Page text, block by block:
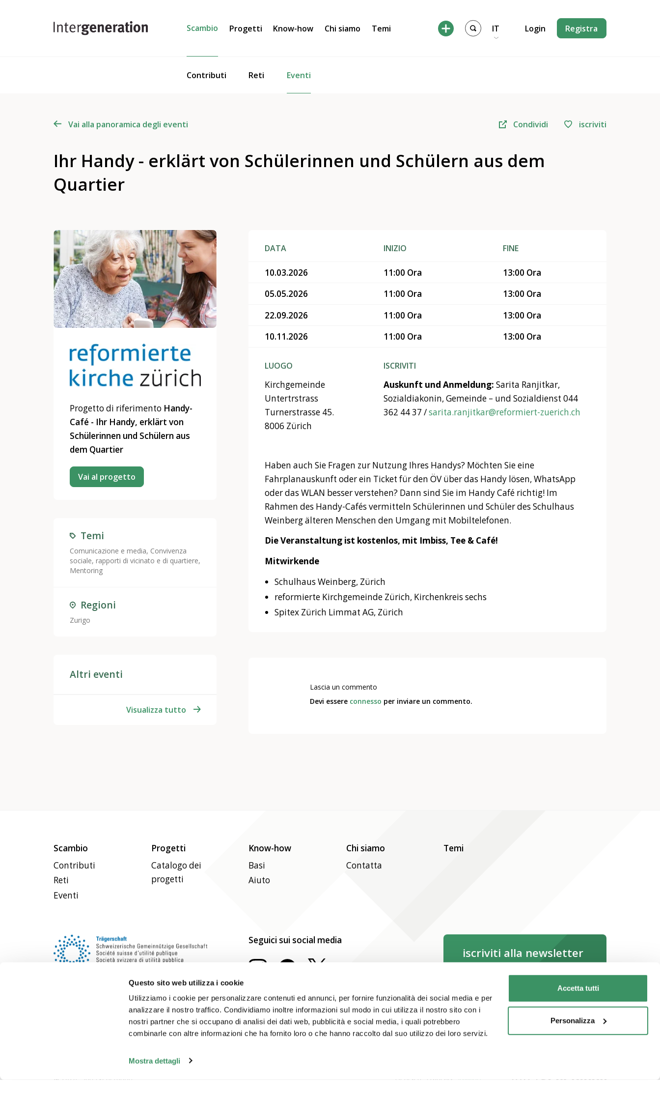
Questo sito web utilizza i cookie
Utilizziamo i cookie per personalizzare contenuti ed annunci, per fornire funzionalità dei social media e per
analizzare il nostro traffico. Condividiamo inoltre informazioni sul modo in cui utilizza il nostro sito con i
nostri partner che si occupano di analisi dei dati web, pubblicità e social media, i quali potrebbero
combinarle con altre informazioni che ha fornito loro o che hanno raccolto dal suo utilizzo dei loro servizi.
Mostra dettagli
Accetta tutti
Personalizza
Scambio
Contributi Reti Eventi
Progetti Know-how Chi siamo Temi IT Login Registra
Vai alla panoramica degli eventi Condividi iscriviti
Ihr Handy - erklärt von Schülerinnen und Schülern aus dem
Quartier
Progetto di riferimento Handy-
Café - Ihr Handy, erklärt von
Schülerinnen und Schülern aus
dem Quartier
Vai al progetto
Temi
Comunicazione e media, Convivenza
sociale, rapporti di vicinato e di quartiere,
Mentoring
Regioni
Zurigo
Altri eventi
Visualizza tutto
DATA INIZIO FINE
10.03.2026 11:00 Ora
13:00 Ora
05.05.2026
11:00 Ora
13:00 Ora
22.09.2026
11:00 Ora
13:00 Ora
10.11.2026
11:00 Ora 13:00 Ora
LUOGO
Kirchgemeinde
Untertrstrass
Turnerstrasse 45.
8006 Zürich
ISCRIVITI
Auskunft und Anmeldung:Sarita Ranjitkar,
Sozialdiakonin, Gemeinde – und Sozialdienst 044
362 44 37 /sarita.ranjitkar@reformiert-zuerich.ch
Haben auch Sie Fragen zur Nutzung Ihres Handys? Möchten Sie eine
Fahrplanauskunft oder ein Ticket für den ÖV über das Handy lösen, WhatsApp
oder das WLAN besser verstehen? Dann sind Sie im Handy Café richtig! Im
Rahmen des Handy-Cafés vermitteln Schülerinnen und Schüler des Schulhaus
Weinberg älteren Menschen den Umgang mit Mobiltelefonen.
Die Veranstaltung ist kostenlos, mit Imbiss, Tee & Café!
Mitwirkende
Schulhaus Weinberg, Zürich
reformierte Kirchgemeinde Zürich, Kirchenkreis sechs
Spitex Zürich Limmat AG, Zürich
Lascia un commento
Devi essere connesso per inviare un commento.
Scambio
Contributi
Reti
Eventi
Progetti
Catalogo dei
progetti
Know-how
Basi
Aiuto
Chi siamo
Contatta
Temi
Seguici sui social media
iscriviti alla newsletter
Leggi la newsletter online
© 2026 - Intergeneration Deutsch Français Italiano